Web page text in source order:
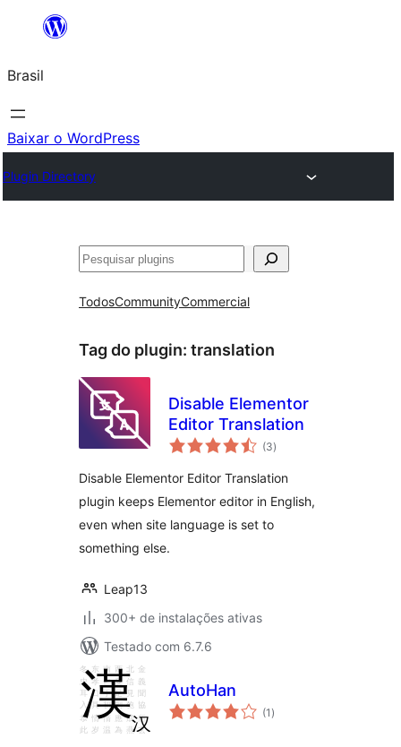
o
conteúdo
Brasil
Baixar o WordPress
Plugin Directory
Pesquisar
TodosCommunityCommercial
Tag do plugin: translation
Disable Elementor
Editor Translation
(3total
de
)
Disable Elementor Editor Translation
plugin keeps Elementor editor in English,
even when site language is set to
something else.
Leap13
300+ de instalações ativas
Testado com 6.7.6
AutoHan
(1 total
de
)